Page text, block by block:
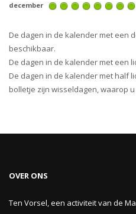
december
De dagen in de kalender met een
beschikbaar.
De dagen in de kalender met een
De dagen in de kalender met half
bolletje zijn wisseldagen, waarop
OVER ONS
Ten Vorsel, een activiteit van de